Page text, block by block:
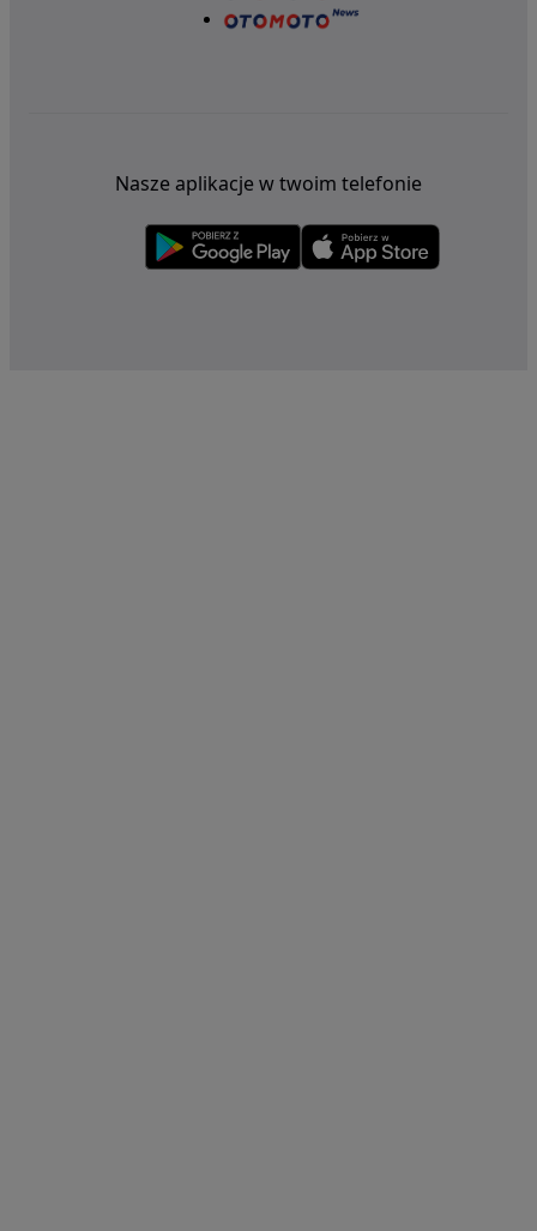
Nasze aplikacje w twoim telefonie